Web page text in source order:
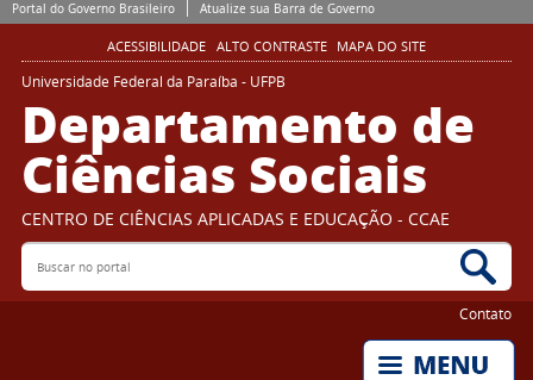
Portal do Governo Brasileiro Atualize sua Barra de Governo
ACESSIBILIDADE ALTO CONTRASTE MAPA DO SITE
Universidade Federal da Paraíba - UFPB
Departamento de
Ciências Sociais
CENTRO DE CIÊNCIAS APLICADAS E EDUCAÇÃO - CCAE
Buscar no portal
Contato